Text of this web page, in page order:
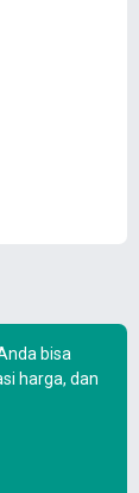
bisa
harga, dan